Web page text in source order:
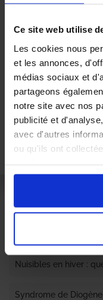
Ce site web utilise
Les cookies nous
et les annonces,
médias sociaux et
partageons
notre site avec nos
publicité et
avec d'autres
ou qu'ils ont
importantes, il faut
dératisation à Paris.
service
adapté au degré
Quelle que soit la
confronté à la
ou autres
rapidement un
dératisation et
Nuisibles en hiver :
Syndrome de